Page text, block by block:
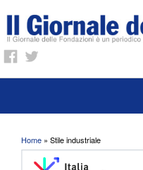
Tu sei qui
Home » Stile industriale